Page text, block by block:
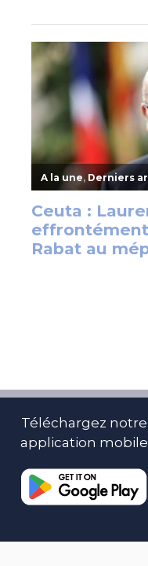
Téléchargez notre
application mobile